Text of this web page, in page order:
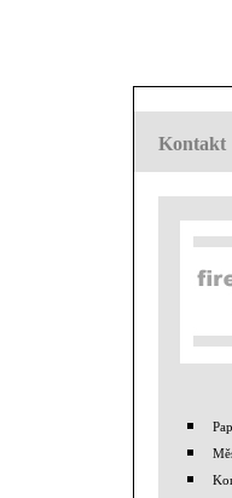
Kontakt